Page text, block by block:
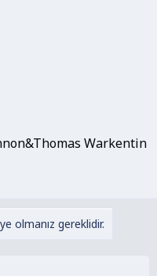
Warkentin
olmanız gereklidir.